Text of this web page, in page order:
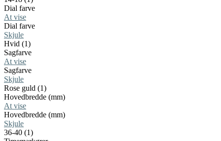
Dial farve
At vise
Dial farve
Skjule
Hvid (1)
Sagfarve
At vise
Sagfarve
Skjule
Rose guld (1)
Hovedbredde (mm)
At vise
Hovedbredde (mm)
Skjule
36-40 (1)